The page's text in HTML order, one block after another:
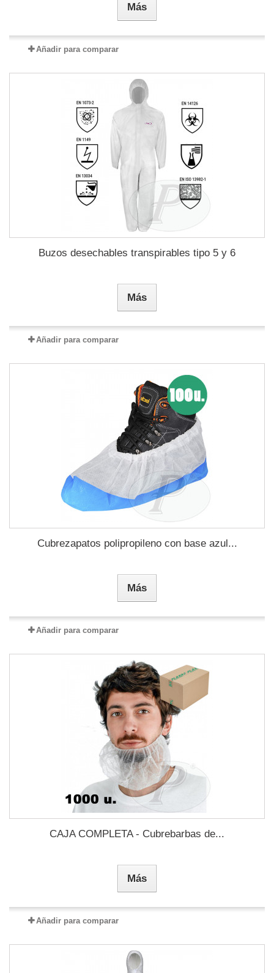
Más
Añadir para comparar
Buzos desechables transpirables tipo 5 y 6
Más
Añadir para comparar
Cubrezapatos polipropileno con base azul...
Más
Añadir para comparar
CAJA COMPLETA - Cubrebarbas de...
Más
Añadir para comparar